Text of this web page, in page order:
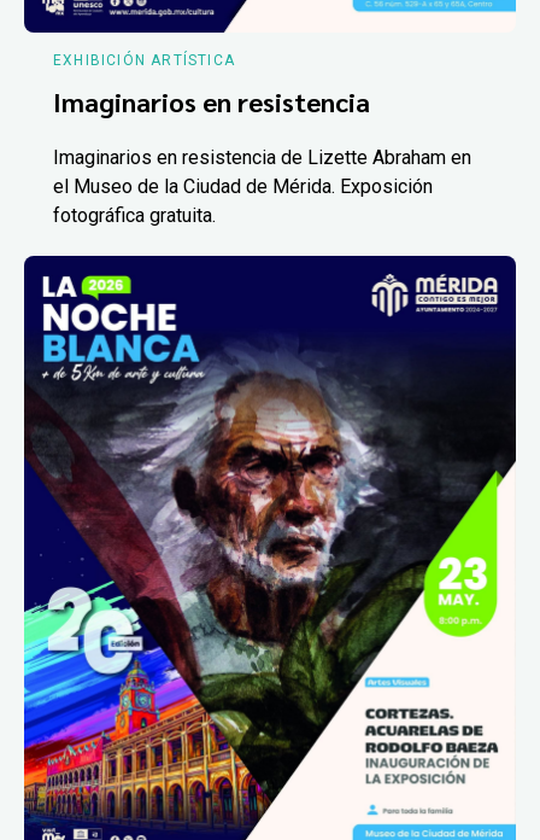
EXHIBICIÓN ARTÍSTICA
Imaginarios en resistencia
Imaginarios en resistencia de Lizette Abraham en
el Museo de la Ciudad de Mérida. Exposición
fotográfica gratuita.